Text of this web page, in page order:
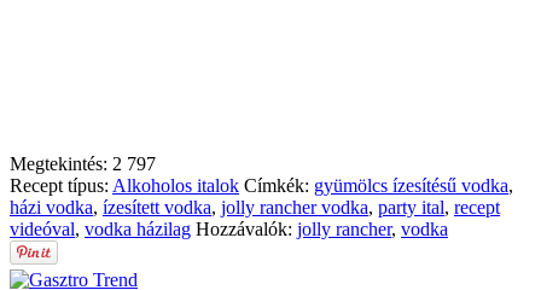
Megtekintés: 2 797
Recept típus: Alkoholos italok Címkék: gyümölcs ízesítésű vodka,
házi vodka, ízesített vodka, jolly rancher vodka, party ital, recept
videóval, vodka házilag Hozzávalók: jolly rancher, vodka